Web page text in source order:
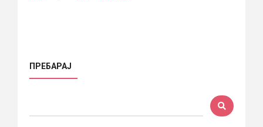
ПРЕБАРАЈ